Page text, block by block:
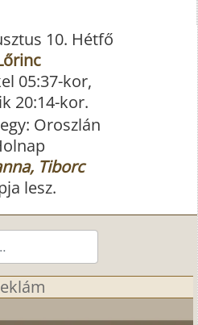
10. Hétfő
05:37-kor,
20:14-kor.
Tiborc
lesz.